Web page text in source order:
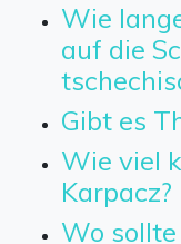
Wie
auf die
Gibt es
Wie viel
Karpacz?
Wo